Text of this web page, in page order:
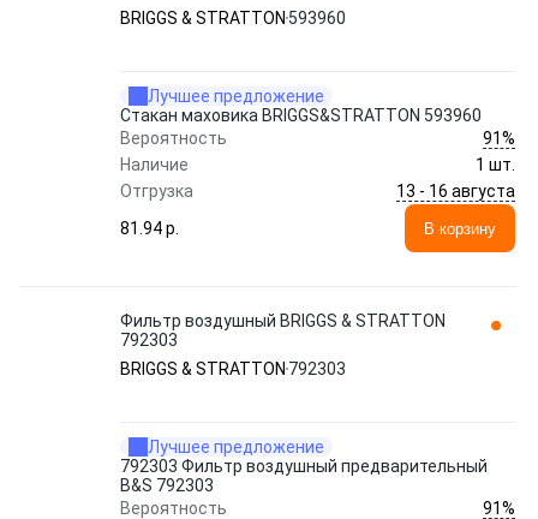
BRIGGS & STRATTON 593960
Лучшее предложение
Стакан маховика BRIGGS&STRATTON 593960
Вероятность
91%
Наличие
1 шт.
Отгрузка
13 - 16 августа
81.94 p.
В корзину
Фильтр воздушный BRIGGS & STRATTON
792303
BRIGGS & STRATTON 792303
Лучшее предложение
792303 Фильтр воздушный предварительный
B&S 792303
Вероятность
91%